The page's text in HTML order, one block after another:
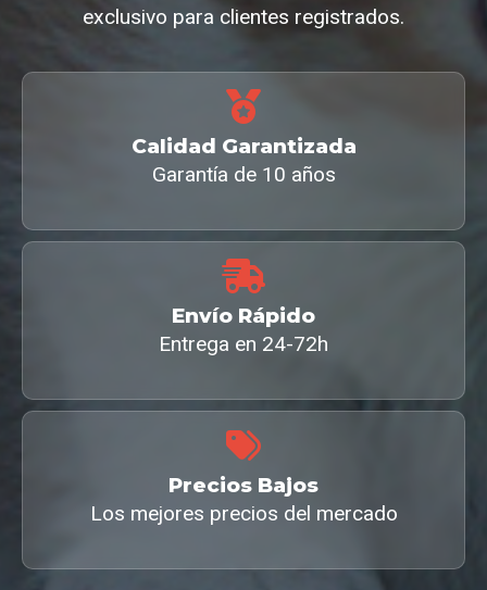
exclusivo para clientes registrados.
Calidad Garantizada
Garantía de 10 años
Envío Rápido
Entrega en 24-72h
Precios Bajos
Los mejores precios del mercado